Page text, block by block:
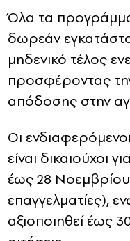
Όλα τα
δωρεάν
μηδενικό τέλος
προσφέροντας
απόδοσης στην
Οι
είναι δικαιούχοι
έως 28
επαγγελματίες),
αξιοποιηθεί έως